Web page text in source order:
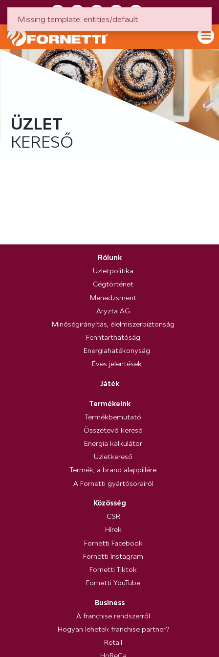
ÜZLET
KERESŐ
Rólunk
Üzletpolitika
Cégtörténet
Menedzsment
Aryzta AG
Minőségirányítás, élelmiszerbiztonság
Fenntarthatóság
Energiahatékonyság
Éves jelentések
Játék
Termékeink
Termékbemutató
Összetevő kereső
Energia kalkulátor
Üzletkereső
Termék, a brand alappillére
A Fornetti gyártósorairól
Közösség
CSR
Hírek
Fornetti Facebook
Fornetti Instagram
Fornetti Tiktok
Fornetti YouTube
Business
A franchise rendszerről
Hogyan lehetek franchise partner?
Retail
Missing template: entities/default